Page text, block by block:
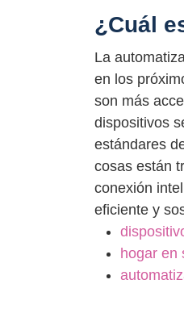
¿Cuál
La
en los
son más
dispositivos
estándares
cosas están
conexión
eficiente y
hogar en